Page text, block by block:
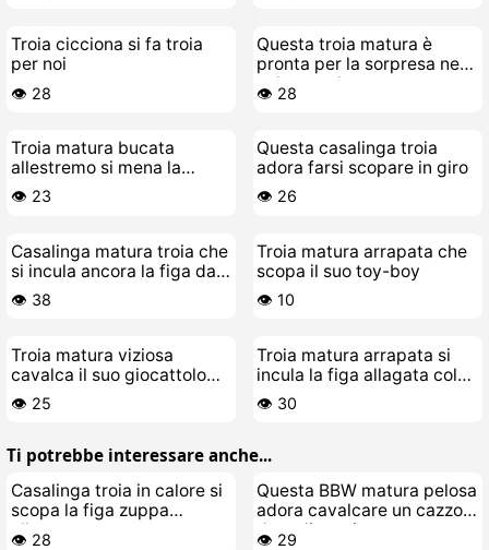
Troia cicciona si fa troia
per noi
👁️ 28
Questa troia matura è
pronta per la sorpresa nera
nel suo culo
👁️ 28
Troia matura bucata
allestremo si mena la
passera fino a sborrare
👁️ 23
Questa casalinga troia
adora farsi scopare in giro
👁️ 26
Casalinga matura troia che
si incula ancora la figa da
sola
👁️ 38
Troia matura arrapata che
scopa il suo toy-boy
👁️ 10
Troia matura viziosa
cavalca il suo giocattolo
preferito fino in fondo sul
letto
👁️ 25
Troia matura arrapata si
incula la figa allagata col
vibratore
👁️ 30
Ti potrebbe interessare anche...
Casalinga troia in calore si
scopa la figa zuppa
allaperto
👁️ 28
Questa BBW matura pelosa
adora cavalcare un cazzo
duro di un giovane
👁️ 29